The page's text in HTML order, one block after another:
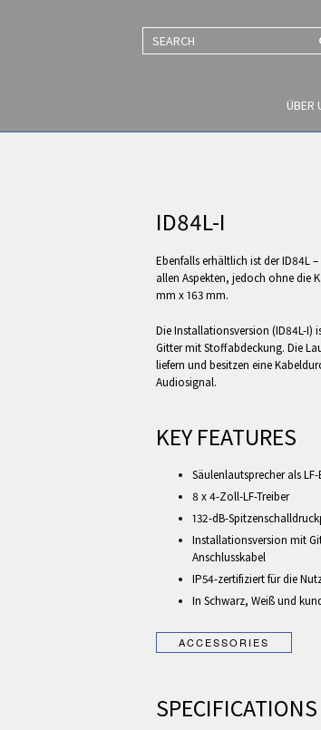
ÜBER
ID84L-I
Ebenfalls erhältlich ist der ID84L
allen Aspekten, jedoch ohne die
mm x 163 mm.
Die Installationsversion (ID84L-I)
Gitter mit Stoffabdeckung. Die
liefern und besitzen eine
Audiosignal.
KEY FEATURES
Säulenlautsprecher als
8 x 4-Zoll-LF-Treiber
132-dB-
Installationsversion mit
Anschlusskabel
IP54-zertifiziert für die
In Schwarz, Weiß und
SPECIFICATIONS